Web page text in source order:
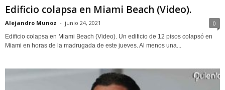
Edificio colapsa en Miami Beach (Video).
Alejandro Munoz - junio 24, 2021 0
Edificio colapsa en Miami Beach (Video). Un edificio de 12 pisos colapsó en
Miami en horas de la madrugada de este jueves. Al menos una...